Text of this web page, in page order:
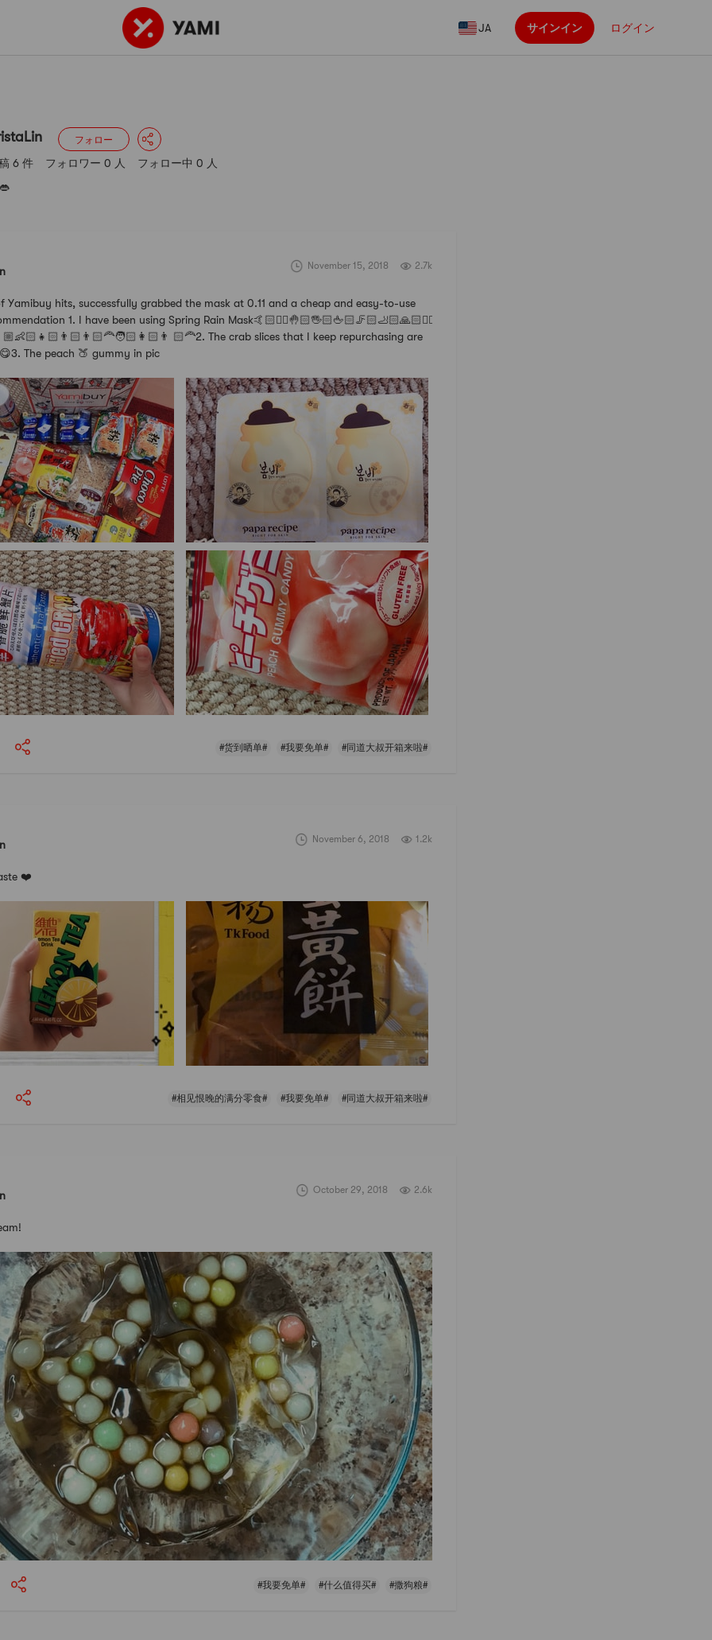
JA サインイン ログイン
フォロー
6 件 フォロワー 0 人
フォロー中 0 人
2.7k
November 15, 2018
Yamibuy hits, successfully grabbed the mask at 0.11 and a cheap and easy-to-use
1. I have been using Spring Rain Mask🤙🏻✋🏻🤚🏻🖐🏻🖕🏻🦵🏻🦶🏻🙏🏻☝🏻
🏻‍🦰2. The crab slices that I keep repurchasing are
The peach 🍑 gummy in pic
#同道大叔开箱来啦#
#我要免单#
#货到晒单#
1.2k
November 6, 2018
❤️
#同道大叔开箱来啦#
#我要免单#
#相见恨晚的满分零食#
2.6k
October 29, 2018
#撒狗粮#
#什么值得买#
#我要免单#